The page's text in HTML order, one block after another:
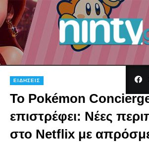
ΕΙΔΉΣΕΙΣ
Το Pokémon
επιστρέφει: Νέες
στο Netflix με